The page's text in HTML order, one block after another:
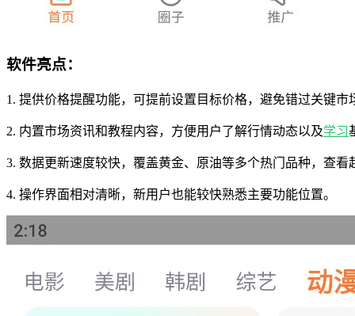
软件亮点：
1. 提供价格提醒功能，可提前设置目标价格，避免错过关键市
2. 内置市场资讯和教程内容，方便用户了解行情动态以及学习
3. 数据更新速度较快，覆盖黄金、原油等多个热门品种，查看
4. 操作界面相对清晰，新用户也能较快熟悉主要功能位置。